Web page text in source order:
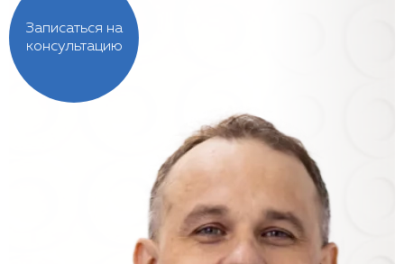
Записаться на
консультацию